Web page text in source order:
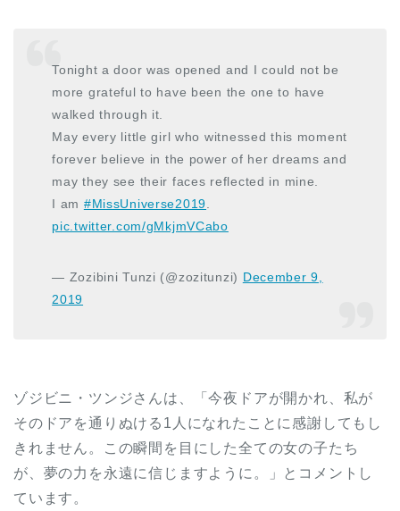
Tonight a door was opened and I could not be
more grateful to have been the one to have
walked through it.
May every little girl who witnessed this moment
forever believe in the power of her dreams and
may they see their faces reflected in mine.
I am #MissUniverse2019
pic.twitter.com/gMkjmVCabo
— Zozibini Tunzi (@zozitunzi) December 9,
2019
ゾジビニ・ツンジさんは、「今夜ドアが開かれ、私が
そのドアを通りぬける1人になれたことに感謝してもし
きれません。この瞬間を目にした全ての女の子たち
が、夢の力を永遠に信じますように。」とコメントし
ています。